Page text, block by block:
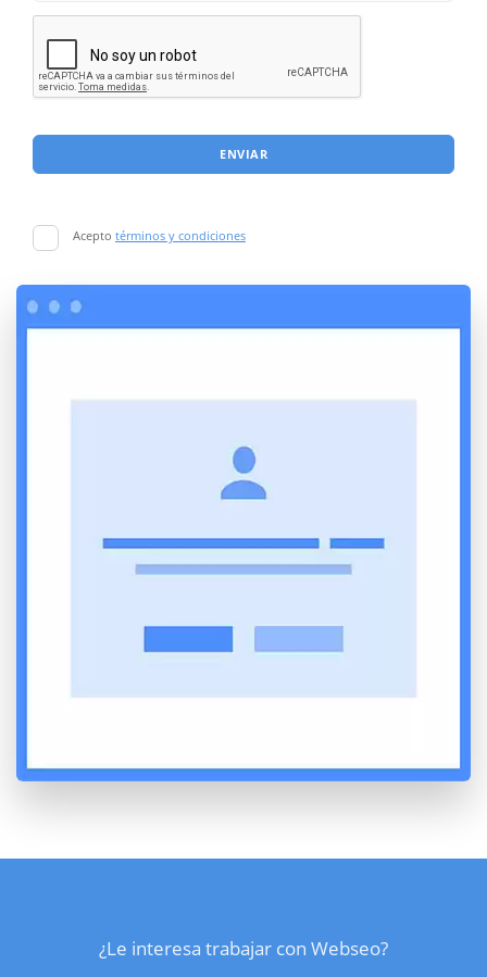
ENVIAR
Acepto términos y condiciones
¿Le interesa trabajar con Webseo?